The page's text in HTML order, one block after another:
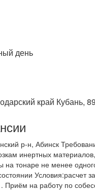
день
край Кубань,
р-н, Абинск
инертных
на тонаре не менее
Условия:расчет
. Приём на работу по